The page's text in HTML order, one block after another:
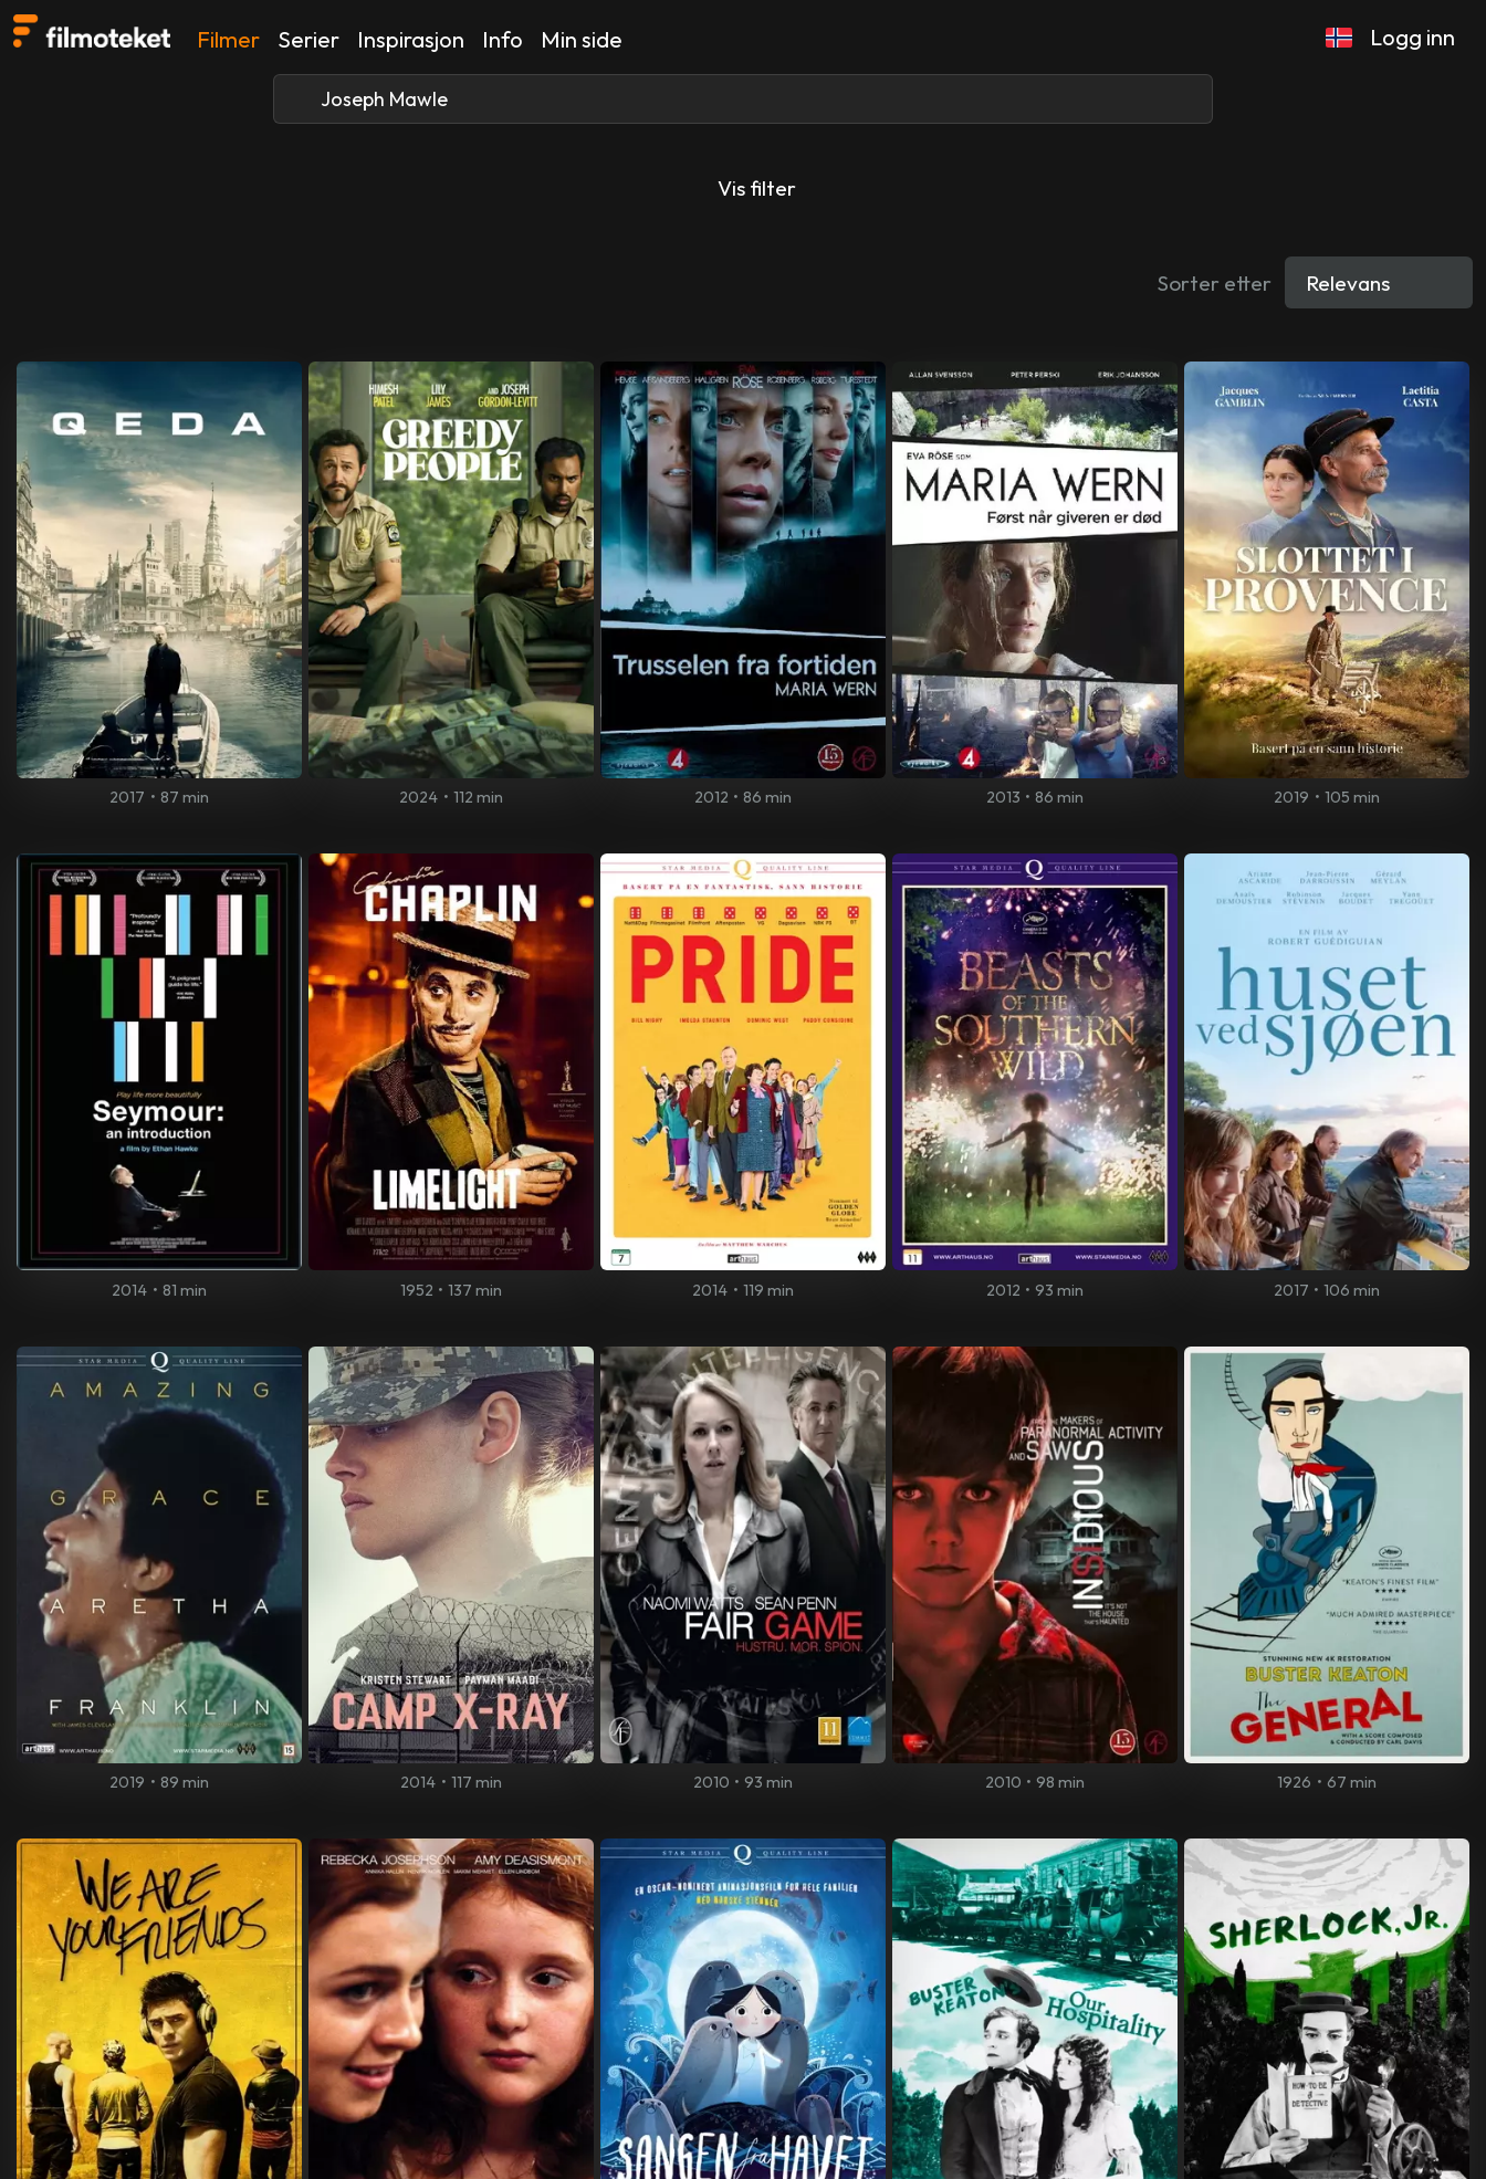
Filmer Serier Inspirasjon Info Min side Logg inn
Vis filter
Sorter etter
2017 • 87 min 2024 • 112 min 2012 • 86 min 2013 • 86 min 2019 • 105 min
2014 • 81 min 1952 • 137 min 2014 • 119 min 2012 • 93 min 2017 • 106 min
2019 • 89 min 2014 • 117 min 2010 • 93 min 2010 • 98 min 1926 • 67 min